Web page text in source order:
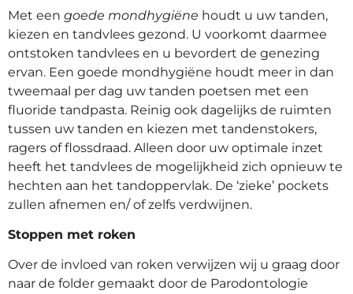
Met een goede mondhygiëne houdt u uw tanden,
kiezen en tandvlees gezond. U voorkomt daarmee
ontstoken tandvlees en u bevordert de genezing
ervan. Een goede mondhygiëne houdt meer in dan
tweemaal per dag uw tanden poetsen met een
fluoride tandpasta. Reinig ook dagelijks de ruimten
tussen uw tanden en kiezen met tandenstokers,
ragers of flossdraad. Alleen door uw optimale inzet
heeft het tandvlees de mogelijkheid zich opnieuw te
hechten aan het tandoppervlak. De ‘zieke’ pockets
zullen afnemen en/ of zelfs verdwijnen.
Stoppen met roken
Over de invloed van roken verwijzen wij u graag door
naar de folder gemaakt door de Parodontologie